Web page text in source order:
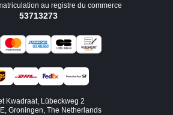
au registre du commerce
53713273
Kwadraat, Lübeckweg 2
Groningen, The Netherlands